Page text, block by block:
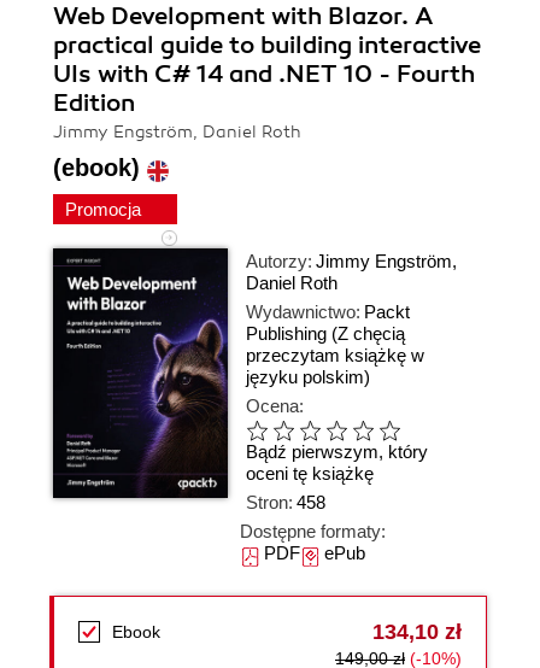
Web Development with Blazor. A
practical guide to building interactive
UIs with C# 14 and .NET 10 - Fourth
Edition
Jimmy Engström, Daniel Roth
(ebook)
Promocja
Autorzy: Jimmy Engström,
Daniel Roth
Wydawnictwo: Packt
Publishing (Z chęcią
przeczytam książkę w
języku polskim)
Ocena:
Bądź pierwszym, który
oceni tę książkę
Stron: 458
Dostępne formaty:
PDFePub
Ebook 134,10 zł
149,00 zł (-10%)